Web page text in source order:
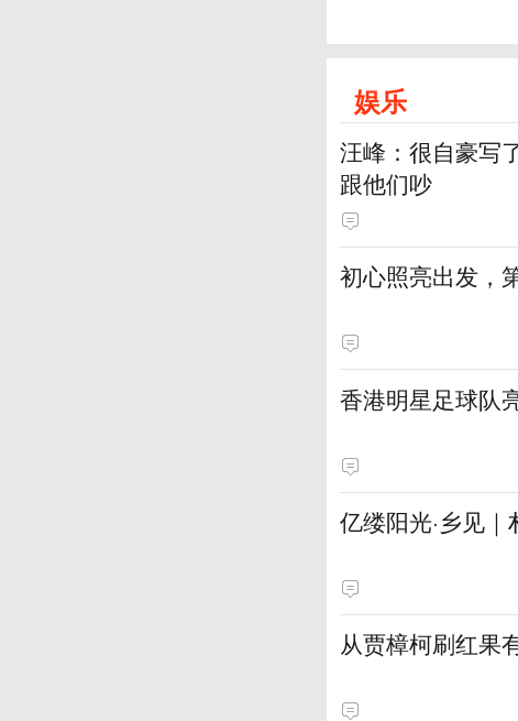
娱乐
汪峰：很自豪写
跟他们吵
初心照亮出发，
香港明星足球队
亿缕阳光·乡见
从贾樟柯刷红果